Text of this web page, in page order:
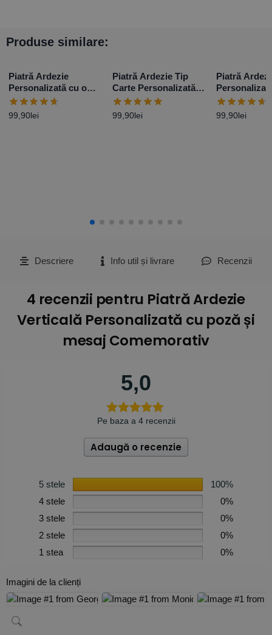
Produse similare:
Piatră Ardezie
Personalizată cu o
poză și mesaj –
Elegance
99,90lei
Piatră Ardezie Tip
Carte Personalizată
cu o poză și mesaj
99,90lei
Piatră
poze și
99,90lei
Descriere Info util și livrare Recenzii
4 recenzii pentru Piatră Ardezie
Verticală Personalizată cu poză și
mesaj Comemorativ
5,0
Pe baza a 4 recenzii
Adaugă o recenzie
5 stele
100%
4 stele
0%
3 stele
0%
2 stele
0%
1 stea
0%
Imagini de la clienți